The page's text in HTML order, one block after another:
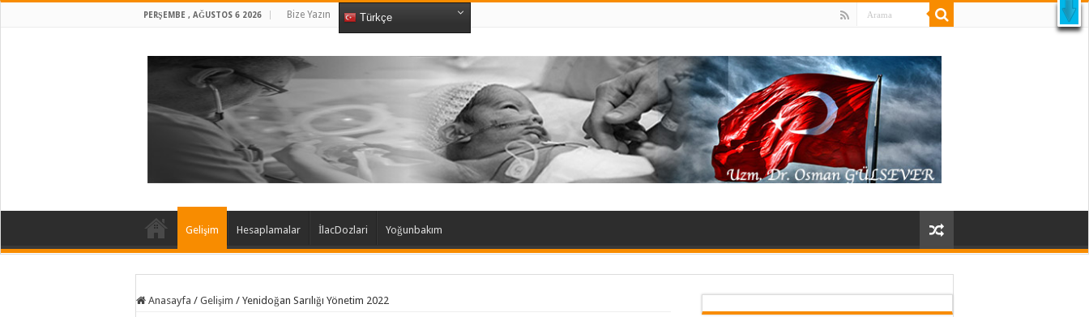
X
PERŞEMBE , AĞUSTOS 6 2026
Bize Yazın Türkçe
Gelişim Hesaplamalar İlacDozlari Yoğunbakım
Anasayfa / Gelişim / Yenidoğan Sarılığı Yönetim 2022